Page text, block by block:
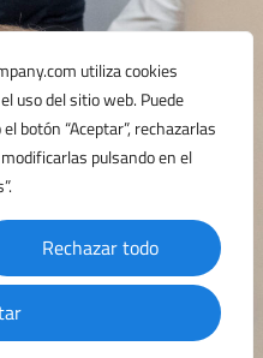
utiliza cookies
uso del sitio web. Puede
botón “Aceptar”, rechazarlas
pulsando en el
Rechazar todo
✉